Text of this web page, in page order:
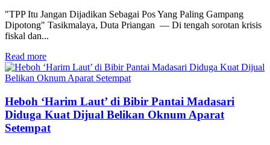
"TPP Itu Jangan Dijadikan Sebagai Pos Yang Paling Gampang
Dipotong" Tasikmalaya, Duta Priangan — Di tengah sorotan krisis
fiskal dan...
Read more
Heboh ‘Harim Laut’ di Bibir Pantai Madasari
Diduga Kuat Dijual Belikan Oknum Aparat
Setempat